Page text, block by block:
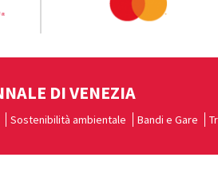
DI VENEZIA
Sostenibilità ambientale Bandi e Gare